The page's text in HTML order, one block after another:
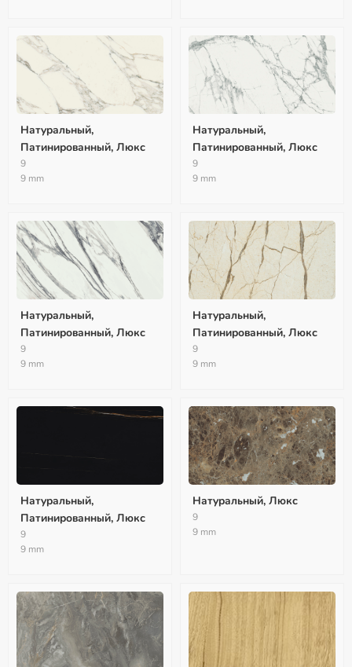
Натуральный,
Патинированный, Люкс
9
9 mm
Натуральный,
Патинированный, Люкс
9
9 mm
Натуральный,
Патинированный, Люкс
9
9 mm
Натуральный,
Патинированный, Люкс
9
9 mm
Натуральный,
Патинированный, Люкс
9
9 mm
Натуральный, Люкс
9
9 mm